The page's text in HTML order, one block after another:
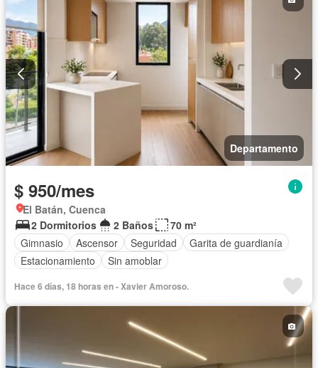
Departamento
$ 950/mes
El Batán, Cuenca
2 Dormitorios
2 Baños
70 m²
Gimnasio
Ascensor Seguridad
Garita de guardianía
Estacionamiento
Sin amoblar
Hace 6 días, 18 horas en - Xavier Amoroso.